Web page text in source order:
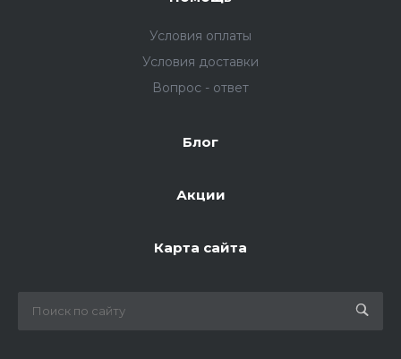
Условия оплаты
Условия доставки
Вопрос - ответ
Блог
Акции
Карта сайта